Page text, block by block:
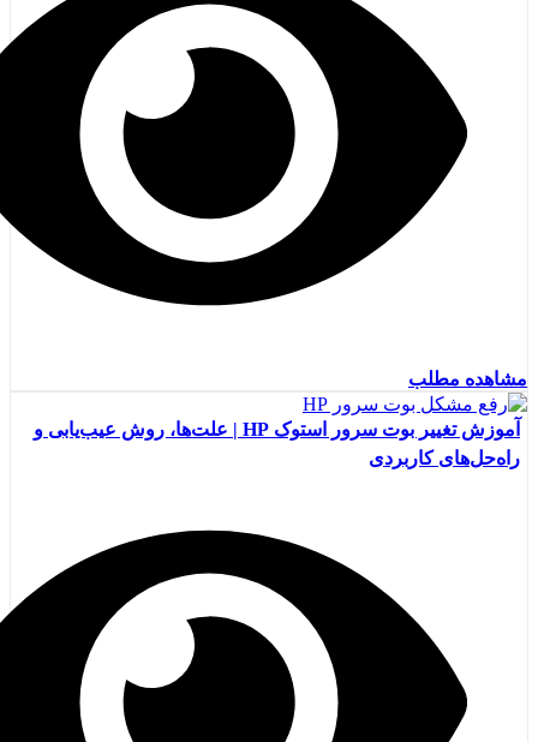
مشاهده مطلب
آموزش تغییر بوت سرور استوک HP | علت‌ها، روش عیب‌یابی و
راه‌حل‌های کاربردی